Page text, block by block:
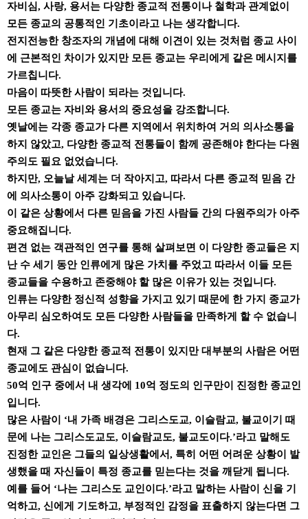
자비심, 사랑, 용서는 다양한 종교적 전통이나 철학과 관계없이
모든 종교의 공통적인 기초이라고 나는 생각합니다.
전지전능한 창조자의 개념에 대해 이견이 있는 것처럼 종교 사이
에 근본적인 차이가 있지만 모든 종교는 우리에게 같은 메시지를
가르칩니다.
마음이 따뜻한 사람이 되라는 것입니다.
모든 종교는 자비와 용서의 중요성을 강조합니다.
옛날에는 각종 종교가 다른 지역에서 위치하여 거의 의사소통을
하지 않았고, 다양한 종교적 전통들이 함께 공존해야 한다는 다원
주의도 필요 없었습니다.
하지만, 오늘날 세계는 더 작아지고, 따라서 다른 종교적 믿음 간
에 의사소통이 아주 강화되고 있습니다.
이 같은 상황에서 다른 믿음을 가진 사람들 간의 다원주의가 아주
중요해집니다.
편견 없는 객관적인 연구를 통해 살펴보면 이 다양한 종교들은 지
난 수 세기 동안 인류에게 많은 가치를 주었고 따라서 이들 모든
종교들을 수용하고 존중해야 할 많은 이유가 있는 것입니다.
인류는 다양한 정신적 성향을 가지고 있기 때문에 한 가지 종교가
아무리 심오하여도 모든 다양한 사람들을 만족하게 할 수 없습니
다.
현재 그 같은 다양한 종교적 전통이 있지만 대부분의 사람은 어떤
종교에도 관심이 없습니다.
50억 인구 중에서 내 생각에 10억 정도의 인구만이 진정한 종교인
입니다.
많은 사람이 ‘내 가족 배경은 그리스도교, 이슬람교, 불교이기 때
문에 나는 그리스도교도, 이슬람교도, 불교도이다.’라고 말해도
진정한 교인은 그들의 일상생활에서, 특히 어떤 어려운 상황이 발
생했을 때 자신들이 특정 종교를 믿는다는 것을 깨닫게 됩니다.
예를 들어 ‘나는 그리스도 교인이다.’라고 말하는 사람이 신을 기
억하고, 신에게 기도하고, 부정적인 감정을 표출하지 않는다면 그